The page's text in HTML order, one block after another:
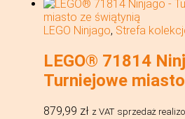
LEGO Ninjago, Strefa
LEGO® 71814
Turniejowe
879,99 zł z VAT sprzedaż